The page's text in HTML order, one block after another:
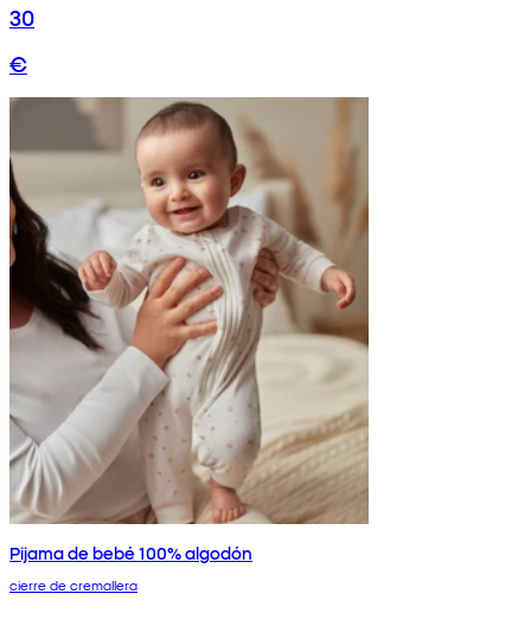
30
€
Pijama de bebé 100% algodón
cierre de cremallera